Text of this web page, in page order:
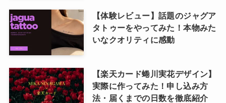
【体験レビュー】話題のジャグア
タトゥーをやってみた！本物みた
いなクオリティに感動
【楽天カード蜷川実花デザイン】
実際に作ってみた！申し込み方
法・届くまでの日数を徹底紹介